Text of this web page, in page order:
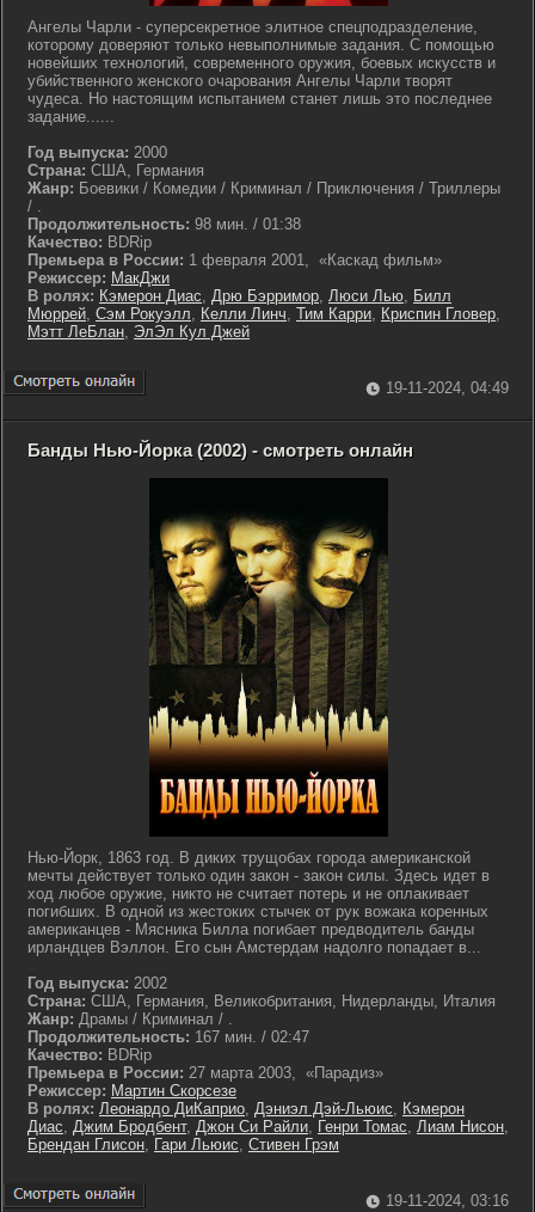
Ангелы Чарли - суперсекретное элитное спецподразделение,
которому доверяют только невыполнимые задания. С помощью
новейших технологий, современного оружия, боевых искусств и
убийственного женского очарования Ангелы Чарли творят
чудеса. Но настоящим испытанием станет лишь это последнее
задание......
Год выпуска: 2000
Страна: США, Германия
Жанр: Боевики / Комедии / Криминал / Приключения / Триллеры
/ .
Продолжительность: 98 мин. / 01:38
Качество: BDRip
Премьера в России: 1 февраля 2001, «Каскад фильм»
Режиссер: МакДжи
В ролях: Кэмерон Диас, Дрю Бэрримор, Люси Лью, Билл
Мюррей, Сэм Рокуэлл, Келли Линч, Тим Карри, Криспин Гловер,
Мэтт ЛеБлан, ЭлЭл Кул Джей
19-11-2024, 04:49
Банды Нью-Йорка (2002) - смотреть онлайн
Нью-Йорк, 1863 год. В диких трущобах города американской
мечты действует только один закон - закон силы. Здесь идет в
ход любое оружие, никто не считает потерь и не оплакивает
погибших. В одной из жестоких стычек от рук вожака коренных
американцев - Мясника Билла погибает предводитель банды
ирландцев Вэллон. Его сын Амстердам надолго попадает в...
Год выпуска: 2002
Страна: США, Германия, Великобритания, Нидерланды, Италия
Жанр: Драмы / Криминал / .
Продолжительность: 167 мин. / 02:47
Качество: BDRip
Премьера в России: 27 марта 2003, «Парадиз»
Режиссер: Мартин Скорсезе
В ролях: Леонардо ДиКаприо, Дэниэл Дэй-Льюис, Кэмерон
Диас, Джим Бродбент, Джон Си Райли, Генри Томас, Лиам Нисон,
Брендан Глисон, Гари Льюис, Стивен Грэм
19-11-2024, 03:16